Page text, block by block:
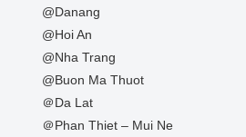
@Danang
@Hoi An
@Nha Trang
@Buon Ma Thuot
＠Da Lat
＠Phan Thiet – Mui Ne